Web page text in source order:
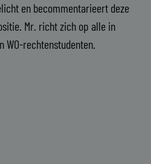
en becommentarieert deze
Mr. richt zich op alle in
WO-rechtenstudenten.